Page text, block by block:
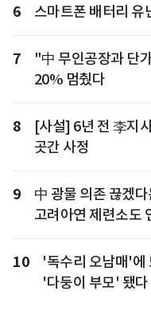
6 스마트폰 배터리 유
7
"中 무인공장과 단
20% 멈췄다
8
[사설] 6년 전 李지
곳간 사정
9
中 광물 의존 끊겠
고려아연 제련소도
10
'독수리 오남매'에
'다둥이 부모' 됐다